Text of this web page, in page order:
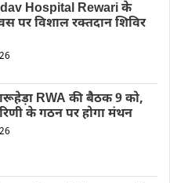
Hospital Rewari के
पर विशाल रक्तदान शिविर
RWA की बैठक 9 को,
के गठन पर होगा मंथन